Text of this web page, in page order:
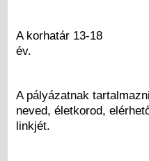
A korhatár 13-18
év.
A pályázatnak
neved, életkorod,
linkjét.